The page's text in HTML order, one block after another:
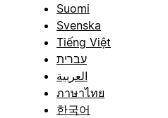
Suomi
Svenska
Tiếng Việt
עברית
العربية
ภาษาไทย
한국어